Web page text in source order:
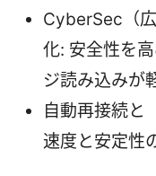
CyberSec（広
化: 安全性を
ジ読み込みが
自動再接続と
速度と安定性